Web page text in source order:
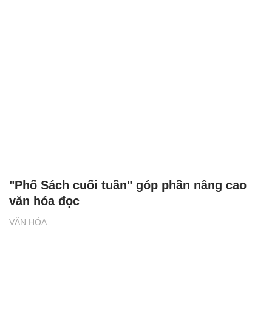
VĂN HÓA
"Phố Sách cuối tuần" góp phần nâng cao
văn hóa đọc